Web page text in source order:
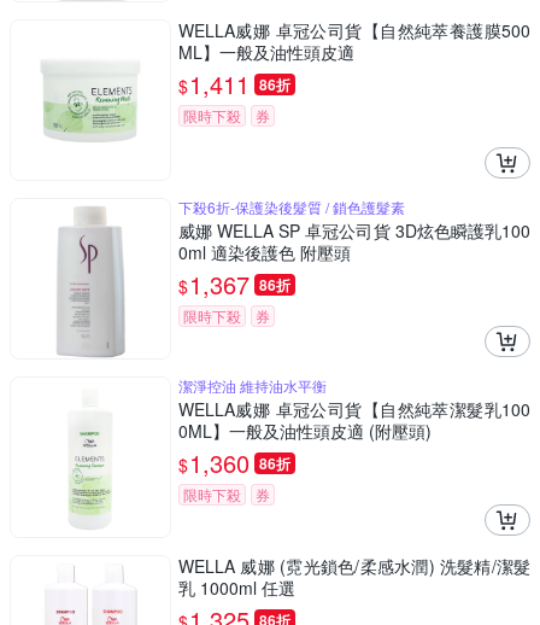
WELLA威娜 卓冠公司貨【自然純萃養護膜500
ML】一般及油性頭皮適
$1,411 86折
限時下殺 券
下殺6折-保護染後髮質 / 鎖色護髮素
威娜 WELLA SP 卓冠公司貨 3D炫色瞬護乳100
0ml 適染後護色 附壓頭
$1,367 86折
限時下殺 券
潔淨控油 維持油水平衡
WELLA威娜 卓冠公司貨【自然純萃潔髮乳100
0ML】一般及油性頭皮適 (附壓頭)
$1,360 86折
限時下殺 券
WELLA 威娜 (霓光鎖色/柔感水潤) 洗髮精/潔髮
乳 1000ml 任選
86折